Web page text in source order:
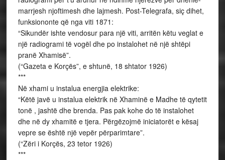
marrjesh njoftimesh dhe lajmesh. Post-Telegrafa, siç dihet,
funksiononte që nga viti 1871:
“Sikundër ishte vendosur para një viti, arritën këtu veglat e
një radiogrami të vogël dhe po instalohet në një shtëpi
pranë Xhamisë”.
(“Gazeta e Korçës”, e shtunë, 18 shtator 1926)
***
Në xhami u instalua energjia elektrike:
“Këtë javë u instalua elektrik në Xhaminë e Madhe të qytetit
tonë , jashtë dhe brenda. Pas pak kohe do të instalohet
dhe në dy xhamitë e tjera. Përgëzojmë iniciatorët e kësaj
vepre se është një vepër përparimtare”.
(“Zëri i Korçës, 23 tetor 1926)
***